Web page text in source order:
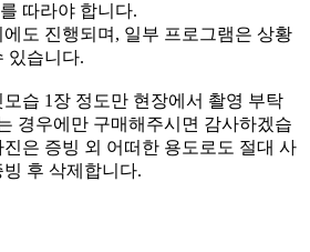
따라야 합니다.
도 진행되며, 일부 프로그램은 상황
있습니다.
습 1장 정도만 현장에서 촬영 부탁
경우에만 구매해주시면 감사하겠습
은 증빙 외 어떠한 용도로도 절대 사
후 삭제합니다.